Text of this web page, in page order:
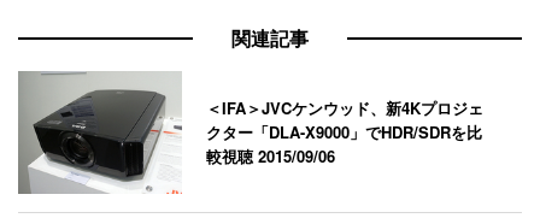
関連記事
＜IFA＞JVCケンウッド、新4Kプロジェ
クター「DLA-X9000」でHDR/SDRを比
較視聴2015/09/06